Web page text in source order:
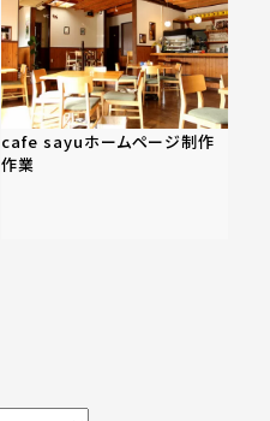
cafe sayuホームページ制作
作業